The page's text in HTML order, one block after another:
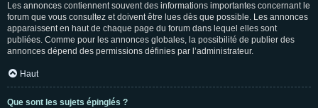
Les annonces contiennent souvent des informations importantes concernant le
forum que vous consultez et doivent être lues dès que possible. Les annonces
apparaissent en haut de chaque page du forum dans lequel elles sont
publiées. Comme pour les annonces globales, la possibilité de publier des
annonces dépend des permissions définies par l’administrateur.
Haut
Que sont les sujets épinglés ?